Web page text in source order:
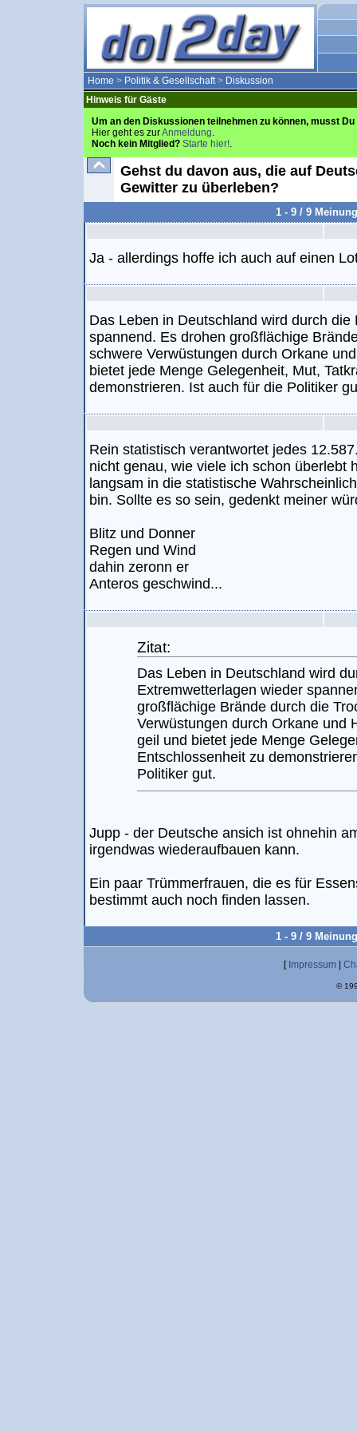
Home > Politik & Gesellschaft> Diskussion
Hinweis für Gäste
Um an den Diskussionen teilnehmen zu können, musst
Hier geht es zurAnmeldung.
Noch kein Mitglied? Starte hier!.
Gehst du davon aus, die auf
Gewitter zu überleben?
1 - 9 / 9
Ja - allerdings hoffe ich auch auf einen
Das Leben in Deutschland wird durch
spannend. Es drohen großflächige
schwere Verwüstungen durch Orkane
bietet jede Menge Gelegenheit, Mut,
demonstrieren. Ist auch für die Politiker
Rein statistisch verantwortet jedes
nicht genau, wie viele ich schon überlebt
langsam in die statistische
bin. Sollte es so sein, gedenkt meiner
Blitz und Donner
Regen und Wind
dahin zeronn er
Anteros geschwind...
Zitat:
Das Leben in Deutschland wird
Extremwetterlagen wieder
großflächige Brände durch die
Verwüstungen durch Orkane und
geil und bietet jede Menge
Entschlossenheit zu
Politiker gut.
Jupp - der Deutsche ansich ist ohnehin
irgendwas wiederaufbauen kann.
Ein paar Trümmerfrauen, die es für
bestimmt auch noch finden lassen.
1 - 9 / 9
[ Impressum
©